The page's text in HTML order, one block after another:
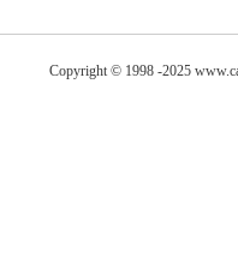
Copyright © 1998 -2025